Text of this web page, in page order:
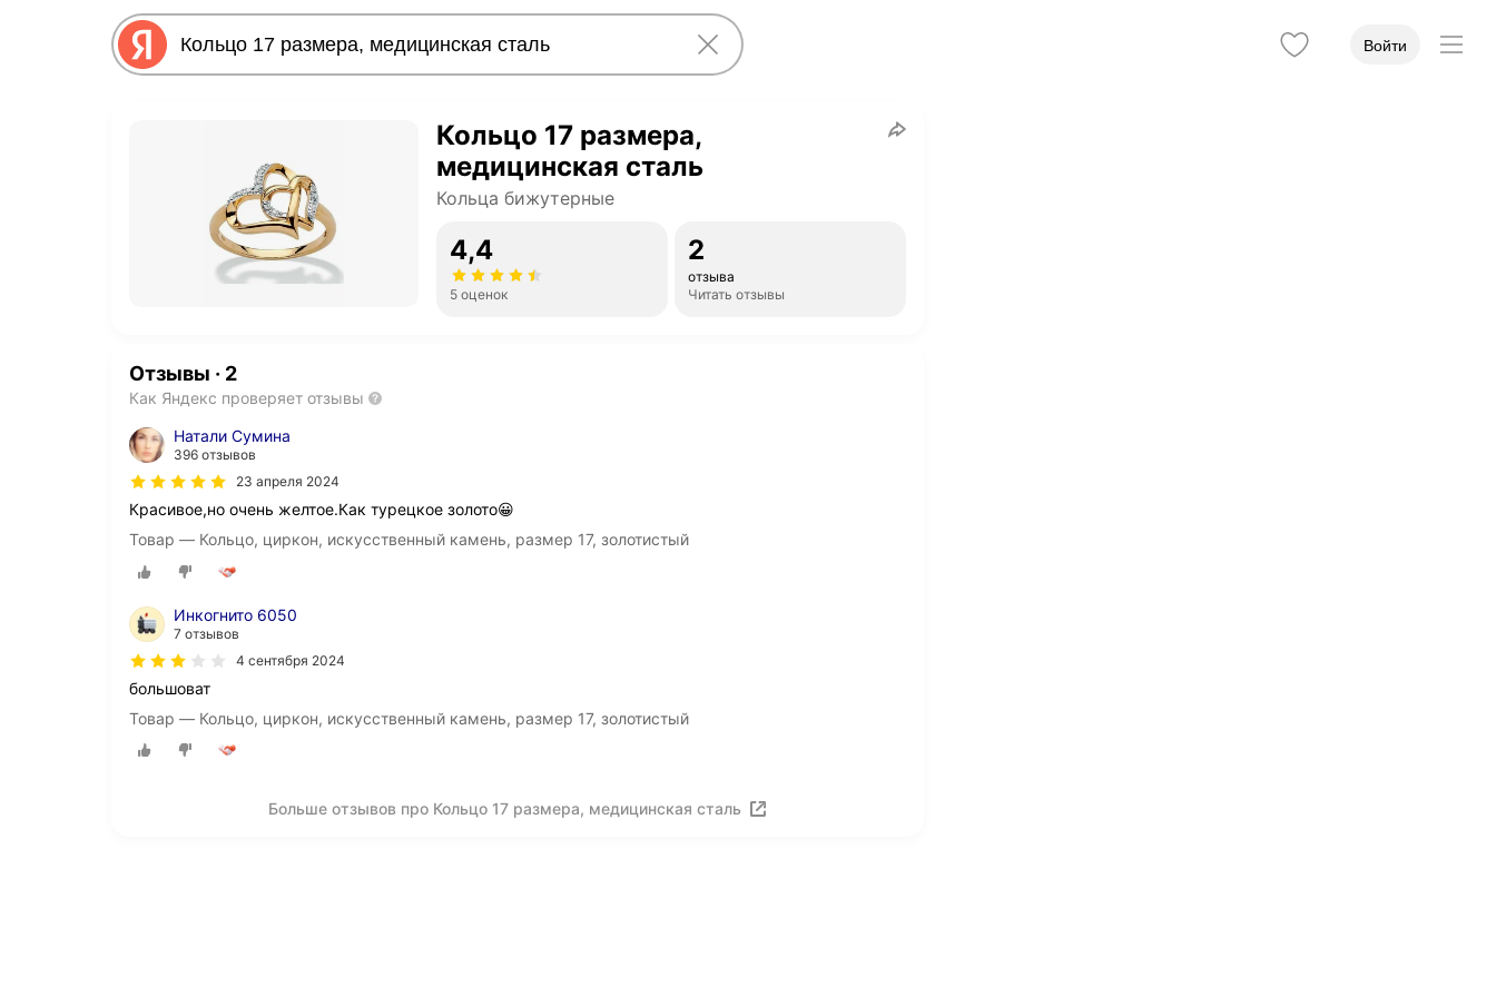
Войти
Кольцо 17 размера,
медицинская сталь
Кольца бижутерные
4,4
5 оценок
2
отзыва
Читать отзывы
Отзывы · 2
Как Яндекс проверяет отзывы
Натали Сумина
396 отзывов
23 апреля 2024
Красивое,но очень желтое.Как турецкое золото😀
Товар — Кольцо, циркон, искусственный камень, размер 17, золотистый
Инкогнито 6050
7 отзывов
4 сентября 2024
большоват
Товар — Кольцо, циркон, искусственный камень, размер 17, золотистый
Больше отзывов про Кольцо 17 размера, медицинская сталь